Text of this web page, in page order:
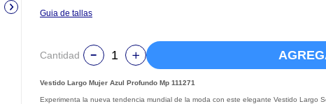
Guia de tallas
Cantidad
Vestido Largo Mujer Azul Profundo Mp 111271
Experimenta la nueva tendencia mundial de la moda con este elegante Vestido Largo